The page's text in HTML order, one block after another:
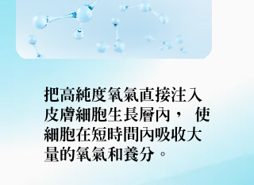
把高純度氧氣直接注入
皮膚細胞生長層內， 使
細胞在短時間內吸收大
量的氧氣和養分。